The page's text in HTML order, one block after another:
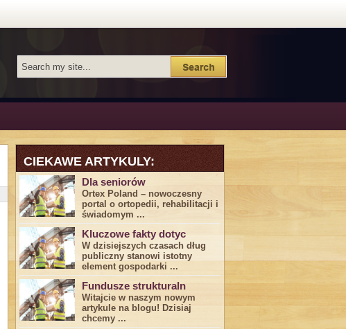
CIEKAWE ARTYKULY:
Dla seniorów
Ortex Poland – nowoczesny
portal o ortopedii, rehabilitacji i
świadomym ...
Kluczowe fakty dotyc
W dzisiejszych czasach dług
publiczny stanowi istotny
element gospodarki ...
Fundusze strukturaln
Witajcie w naszym nowym
artykule na blogu! Dzisiaj
chcemy ...